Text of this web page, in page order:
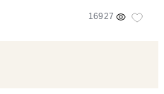
16927